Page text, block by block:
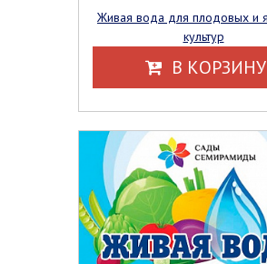
Живая вода для плодовых и ягодных
культур
В КОРЗИНУ